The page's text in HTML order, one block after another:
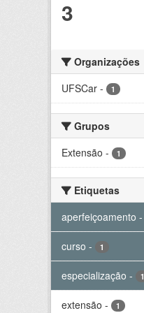
3
Organizações
UFSCar - 1
Grupos
Extensão - 1
Etiquetas
aperfeiçoamento -
curso - 1
especialização - 1
extensão - 1